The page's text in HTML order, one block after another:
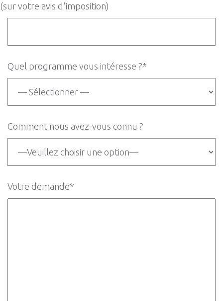
(sur votre avis d'imposition)
Quel programme vous intéresse ?*
Comment nous avez-vous connu ?
Votre demande*